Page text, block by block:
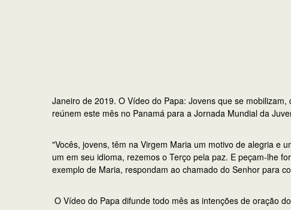
Janeiro de 2019. O Vídeo do Papa: Jovens que se
reúnem este mês no Panamá para a Jornada Mundial da
"Vocês, jovens, têm na Virgem Maria um motivo de alegria e
um em seu idioma, rezemos o Terço pela paz. E peçam-lhe
exemplo de Maria, respondam ao chamado do Senhor para
O Vídeo do Papa difunde todo mês as intenções de oração